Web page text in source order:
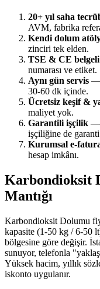
20+ yıl saha
AVM, fabrika
Kendi dolum
zinciri tek elden.
TSE & CE
numarası ve etiket.
Aynı gün servis —
30-60 dk içinde.
Ücretsiz keşif &
maliyet yok.
Garantili işçilik —
işçiliğine de
Kurumsal e-
hesap imkânı.
Karbondioksit
Mantığı
Karbondioksit Dolumu
kapasite (1-50 kg / 6-50
bölgesine göre değişir.
sunuyor, telefonla
Yüksek hacim, yıllık
iskonto uygulanır.